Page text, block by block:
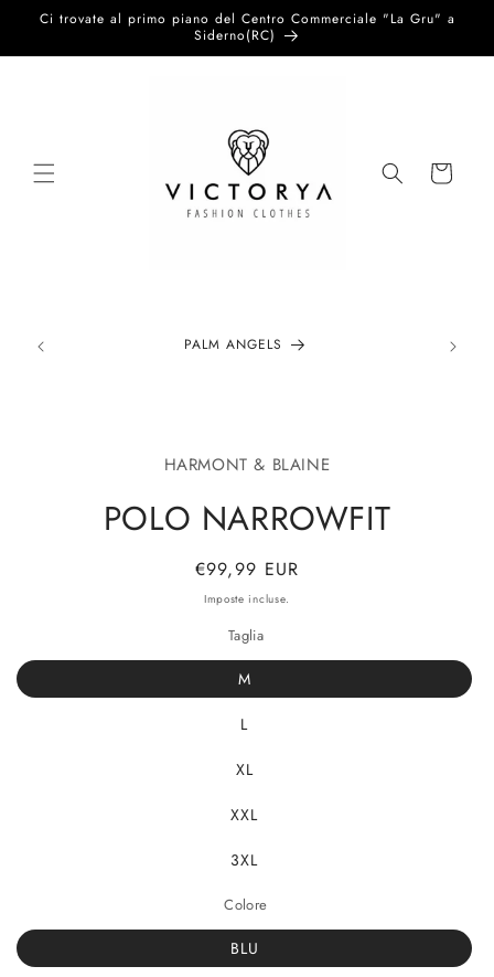
direttamente
Ci trovate al primo piano del Centro Commerciale "La Gru" a
Siderno(RC)
Carrello
PALM ANGELS
HARMONT & BLAINE
POLO NARROWFIT
Prezzo
di
€99,99 EUR
Imposte incluse.
Taglia
M
L
XL
XXL
3XL
Colore
BLU